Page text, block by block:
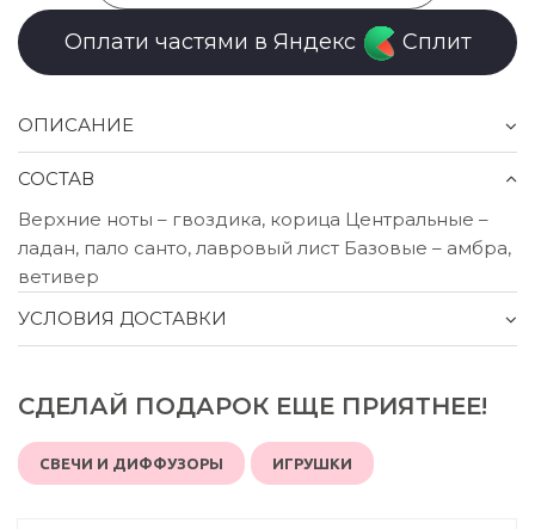
Оплати частями в Яндекс Сплит
ОПИСАНИЕ
СОСТАВ
Верхние ноты – гвоздика, корица Центральные –
ладан, пало санто, лавровый лист Базовые – амбра,
ветивер
УСЛОВИЯ ДОСТАВКИ
СДЕЛАЙ ПОДАРОК ЕЩЕ ПРИЯТНЕЕ!
СВЕЧИ И ДИФФУЗОРЫ ИГРУШКИ